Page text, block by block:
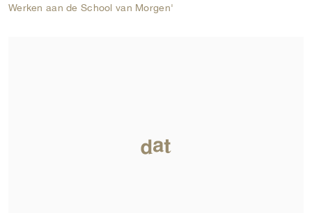
Werken aan de School van Morgen'